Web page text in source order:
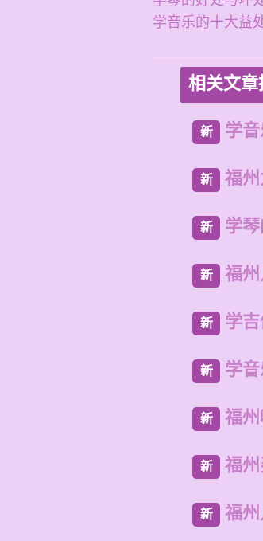
学音乐的十大益
相关文章
新 学
新 福
新 学
新 福
新 学
新 学
新 福
新 福
新 福